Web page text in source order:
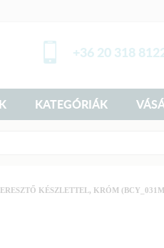
+36 20 318
KATEGÓRIÁK
KÉSZLETTEL, KRÓM